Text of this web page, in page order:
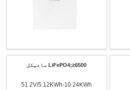
LiFePO4;≥6500 سائیکل
51.2V/5.12KWh-10.24KWh